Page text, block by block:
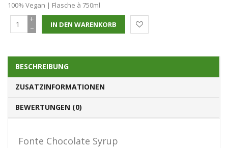
100% Vegan | Flasche à 750ml
−
+
BESCHREIBUNG
ZUSATZINFORMATIONEN
BEWERTUNGEN (0)
Fonte Chocolate Syrup